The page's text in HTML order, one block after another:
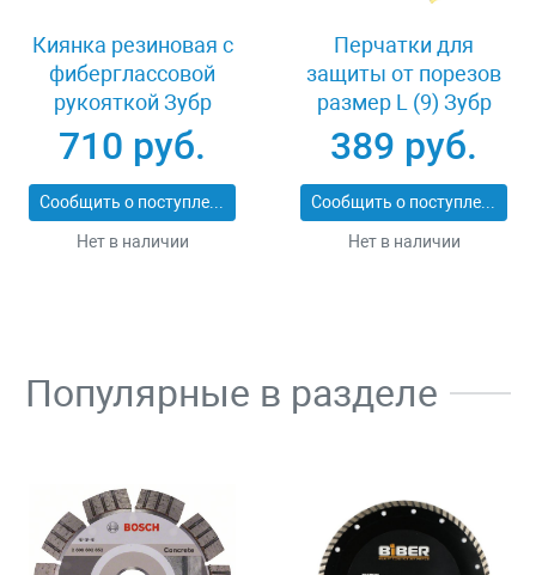
Киянка резиновая с
фиберглассовой
рукояткой Зубр
ПРОФИ 20531-
450_z02
710 руб.
Сообщить о поступлении
Нет в наличии
Перчатки для
защиты от порезов
размер L (9) Зубр
11277-L
389 руб.
Сообщить о поступлении
Нет в наличии
Популярные в разделе